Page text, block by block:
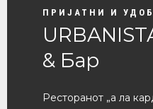
ПРИЈАТНИ И
& Бар
Ресторанот „а ла